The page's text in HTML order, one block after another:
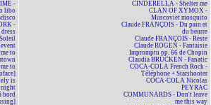
-
libo
-
to
to
is
night
bord
CINDERELLA - Shelter me
CLAN OF XYMOX -
Muscoviet mosquito
Claude FRANÇOIS - Du pain et
du beurre
Claude FRANÇOIS - Reste
Claude ROGEN - Fantaisie
Impromptu op. 66 de Chopin
Claudia BRÜCKEN - Fanatic
COCA-COLA French Rock -
Téléphone + Starshooter
COCA-COLA Nicolas
PEYRAC
COMMUNARDS - Don't leave
me this way